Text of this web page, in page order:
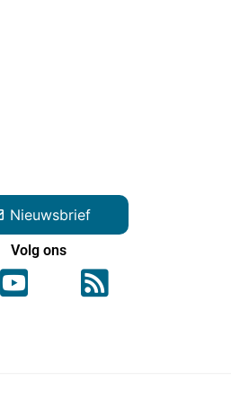
Nieuwsbrief
Volg ons